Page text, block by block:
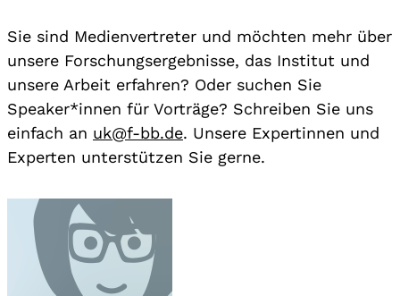
Sie sind Medienvertreter und möchten mehr über
unsere Forschungsergebnisse, das Institut und
unsere Arbeit erfahren? Oder suchen Sie
Speaker*innen für Vorträge? Schreiben Sie uns
einfach an uk@f-bb.de. Unsere Expertinnen und
Experten unterstützen Sie gerne.